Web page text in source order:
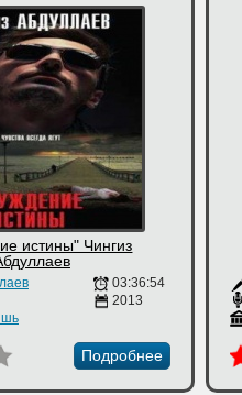
истины" Чингиз
03:36:54
2013
Подробнее